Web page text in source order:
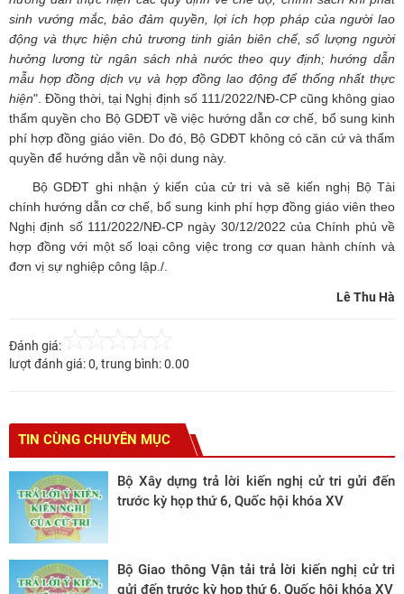
sinh vướng mắc, bảo đảm quyền, lợi ích hợp pháp của người lao
động và thực hiện chủ trương tinh giản biên chế, số lượng người
hưởng lương từ ngân sách nhà nước theo quy định; hướng dẫn
mẫu hợp đồng dịch vụ và hợp đồng lao động để thống nhất thực
hiện". Đồng thời, tại Nghị định số 111/2022/NĐ-CP cũng không giao
thẩm quyền cho Bộ GDĐT về việc hướng dẫn cơ chế, bổ sung kinh
phí hợp đồng giáo viên. Do đó, Bộ GDĐT không có căn cứ và thẩm
quyền để hướng dẫn về nội dung này.
Bộ GDĐT ghi nhận ý kiến của cử tri và sẽ kiến nghị Bộ Tài
chính hướng dẫn cơ chế, bổ sung kinh phí hợp đồng giáo viên theo
Nghị định số 111/2022/NĐ-CP ngày 30/12/2022 của Chính phủ về
hợp đồng với một số loại công việc trong cơ quan hành chính và
đơn vị sự nghiệp công lập./.
Lê Thu Hà
Đánh giá:
lượt đánh giá:0, trung bình:0.00
TIN CÙNG CHUYÊN MỤC
Bộ Xây dựng trả lời kiến nghị cử tri gửi đến
trước kỳ họp thứ 6, Quốc hội khóa XV
Bộ Giao thông Vận tải trả lời kiến nghị cử tri
gửi đến trước kỳ họp thứ 6, Quốc hội khóa XV